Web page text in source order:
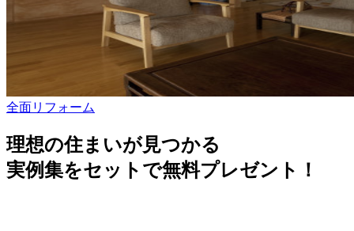
全面リフォーム
理想の住まいが見つかる
実例集をセットで無料プレゼント！